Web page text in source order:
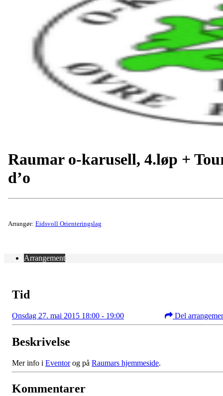
Raumar o-karusell, 4.løp +
d’o
Arrangør: Eidsvoll Orienteringslag
Arrangement
Tid
Onsdag 27. mai 2015 18:00 - 19:00 Del
Beskrivelse
Mer info i Eventorog på Raumars hjemmeside.
Kommentarer